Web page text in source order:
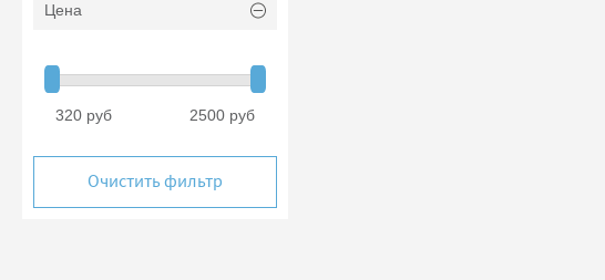
Цена
320 руб 2500 руб
Очистить фильтр